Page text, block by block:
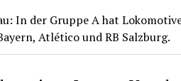
In der Gruppe A hat
Atlético und RB Salzburg.